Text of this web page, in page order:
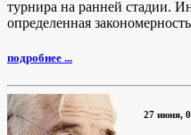
турнира на ранней стадии.
определенная
подробнее ...
27 июня,